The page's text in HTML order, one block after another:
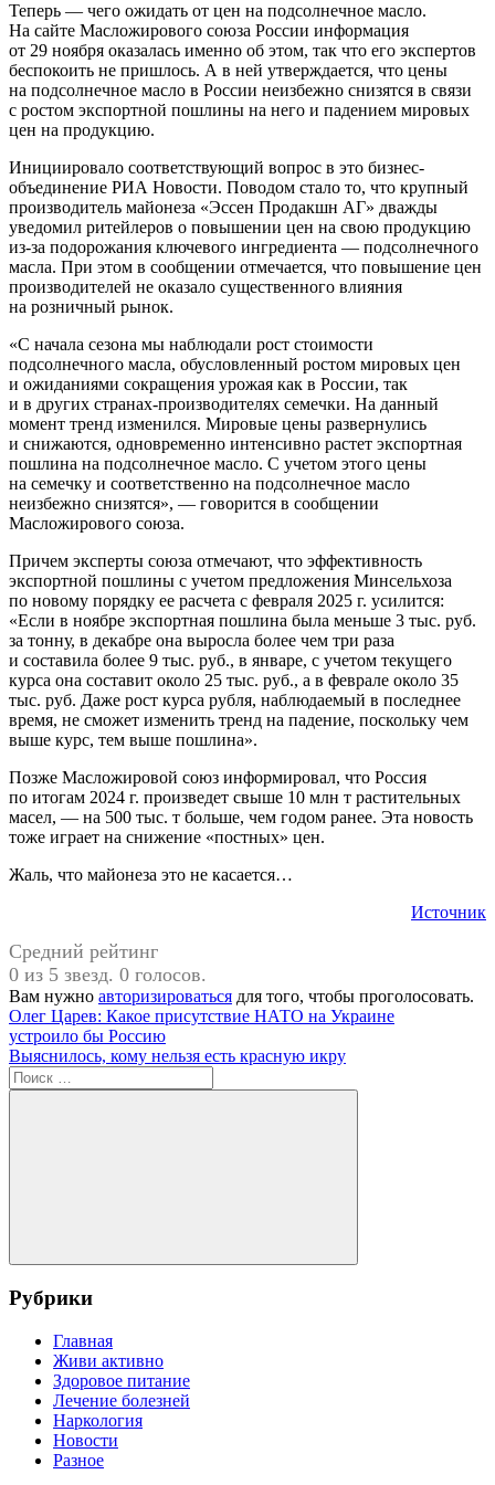
Теперь — чего ожидать от цен на подсолнечное масло.
На сайте Масложирового союза России информация
от 29 ноября оказалась именно об этом, так что его экспертов
беспокоить не пришлось. А в ней утверждается, что цены
на подсолнечное масло в России неизбежно снизятся в связи
с ростом экспортной пошлины на него и падением мировых
цен на продукцию.
Инициировало соответствующий вопрос в это бизнес-
объединение РИА Новости. Поводом стало то, что крупный
производитель майонеза «Эссен Продакшн АГ» дважды
уведомил ритейлеров о повышении цен на свою продукцию
из-за подорожания ключевого ингредиента — подсолнечного
масла. При этом в сообщении отмечается, что повышение цен
производителей не оказало существенного влияния
на розничный рынок.
«С начала сезона мы наблюдали рост стоимости
подсолнечного масла, обусловленный ростом мировых цен
и ожиданиями сокращения урожая как в России, так
и в других странах-производителях семечки. На данный
момент тренд изменился. Мировые цены развернулись
и снижаются, одновременно интенсивно растет экспортная
пошлина на подсолнечное масло. С учетом этого цены
на семечку и соответственно на подсолнечное масло
неизбежно снизятся», — говорится в сообщении
Масложирового союза.
Причем эксперты союза отмечают, что эффективность
экспортной пошлины с учетом предложения Минсельхоза
по новому порядку ее расчета с февраля 2025 г. усилится:
«Если в ноябре экспортная пошлина была меньше 3 тыс. руб.
за тонну, в декабре она выросла более чем три раза
и составила более 9 тыс. руб., в январе, с учетом текущего
курса она составит около 25 тыс. руб., а в феврале около 35
тыс. руб. Даже рост курса рубля, наблюдаемый в последнее
время, не сможет изменить тренд на падение, поскольку чем
выше курс, тем выше пошлина».
Позже Масложировой союз информировал, что Россия
по итогам 2024 г. произведет свыше 10 млн т растительных
масел, — на 500 тыс. т больше, чем годом ранее. Эта новость
тоже играет на снижение «постных» цен.
Жаль, что майонеза это не касается…
Источник
Средний рейтинг
0 из 5 звезд. 0 голосов.
Вам нужно авторизироваться для того, чтобы проголосовать.
#Россия
Навигация
по
записям
Предыдущая
запись:
Олег Царев: Какое присутствие НАТО на Украине
устроило бы Россию
Следующая
запись:
Выяснилось, кому нельзя есть красную икру
Поиск
для:
Поиск
Рубрики
Главная
Живи активно
Здоровое питание
Лечение болезней
Наркология
Новости
Разное